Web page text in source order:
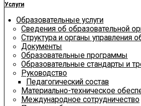
Услуги
Образовательные услуги
Сведения об образовательной
Структура и органы управления
Документы
Образовательные программы
Образовательные стандарты и
Руководство
Педагогический состав
Материально-техническое
Международное сотрудничество